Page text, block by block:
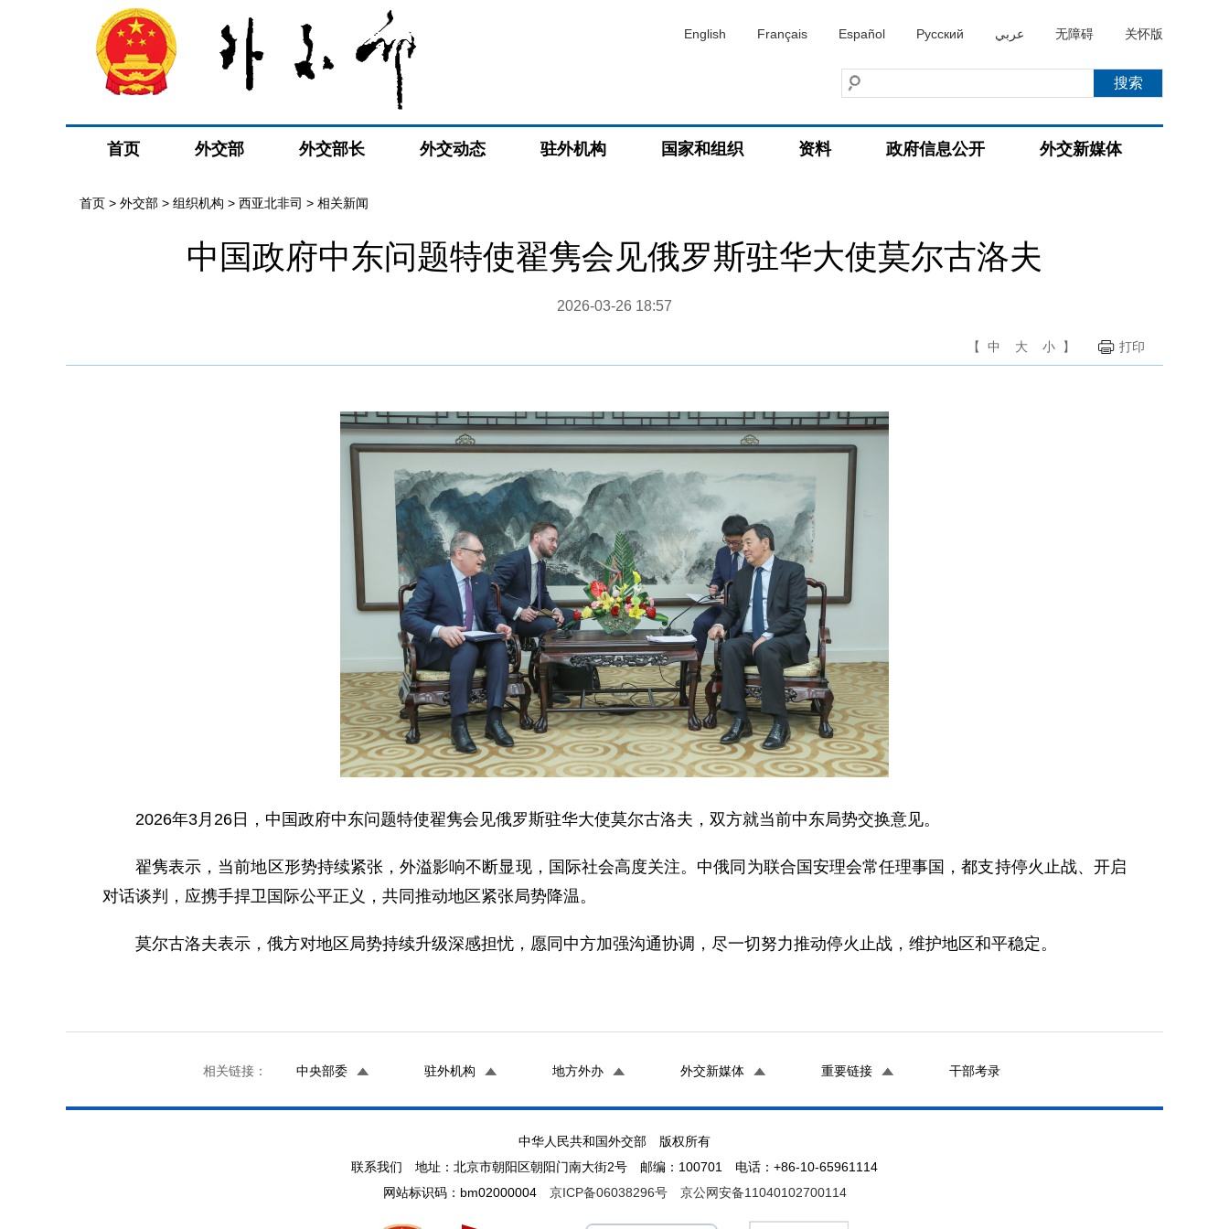
English Français Español Русский عربي 无障碍 关怀版
首页 外交部 外交部长 外交动态 驻外机构 国家和组织 资料 政府信息公开 外交新媒体
首页 > 外交部 > 组织机构 > 西亚北非司 > 相关新闻
中国政府中东问题特使翟隽会见俄罗斯驻华大使莫尔古洛夫
2026-03-26 18:57
【 中 大 小 】 打印
2026年3月26日，中国政府中东问题特使翟隽会见俄罗斯驻华大使莫尔古洛夫，双方就当前中东局势交换意见。
翟隽表示，当前地区形势持续紧张，外溢影响不断显现，国际社会高度关注。中俄同为联合国安理会常任理事国，都支持停火止战、开启
对话谈判，应携手捍卫国际公平正义，共同推动地区紧张局势降温。
莫尔古洛夫表示，俄方对地区局势持续升级深感担忧，愿同中方加强沟通协调，尽一切努力推动停火止战，维护地区和平稳定。
相关链接： 中央部委 驻外机构 地方外办 外交新媒体 重要链接 干部考录
中华人民共和国外交部 版权所有
联系我们 地址：北京市朝阳区朝阳门南大街2号 邮编：100701 电话：+86-10-65961114
网站标识码：bm02000004 京ICP备06038296号 京公网安备11040102700114